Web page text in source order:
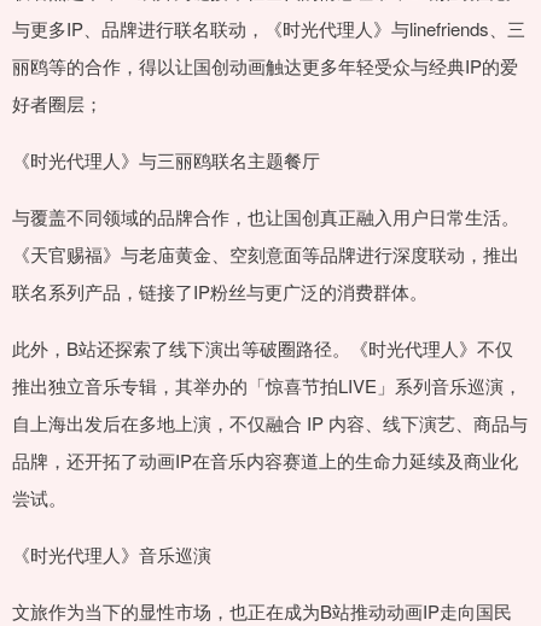
与更多IP、品牌进行联名联动，《时光代理人》与linefriends、三
丽鸥等的合作，得以让国创动画触达更多年轻受众与经典IP的爱
好者圈层；
《时光代理人》与三丽鸥联名主题餐厅
与覆盖不同领域的品牌合作，也让国创真正融入用户日常生活。
《天官赐福》与老庙黄金、空刻意面等品牌进行深度联动，推出
联名系列产品，链接了IP粉丝与更广泛的消费群体。
此外，B站还探索了线下演出等破圈路径。《时光代理人》不仅
推出独立音乐专辑，其举办的「惊喜节拍LIVE」系列音乐巡演，
自上海出发后在多地上演，不仅融合 IP 内容、线下演艺、商品与
品牌，还开拓了动画IP在音乐内容赛道上的生命力延续及商业化
尝试。
《时光代理人》音乐巡演
文旅作为当下的显性市场，也正在成为B站推动动画IP走向国民